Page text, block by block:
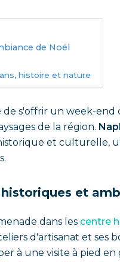
de Noël
histoire et nature
s'offrir un week-
de la région.
et culturelle,
et
dans les centre
d'artisanat et
à une visite à pied